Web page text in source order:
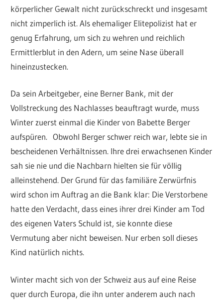
körperlicher Gewalt nicht zurückschreckt und insgesamt
nicht zimperlich ist. Als ehemaliger Elitepolizist hat er
genug Erfahrung, um sich zu wehren und reichlich
Ermittlerblut in den Adern, um seine Nase überall
hineinzustecken.
Da sein Arbeitgeber, eine Berner Bank, mit der
Vollstreckung des Nachlasses beauftragt wurde, muss
Winter zuerst einmal die Kinder von Babette Berger
aufspüren. Obwohl Berger schwer reich war, lebte sie in
bescheidenen Verhältnissen. Ihre drei erwachsenen Kinder
sah sie nie und die Nachbarn hielten sie für völlig
alleinstehend. Der Grund für das familiäre Zerwürfnis
wird schon im Auftrag an die Bank klar: Die Verstorbene
hatte den Verdacht, dass eines ihrer drei Kinder am Tod
des eigenen Vaters Schuld ist, sie konnte diese
Vermutung aber nicht beweisen. Nur erben soll dieses
Kind natürlich nichts.
Winter macht sich von der Schweiz aus auf eine Reise
quer durch Europa, die ihn unter anderem auch nach